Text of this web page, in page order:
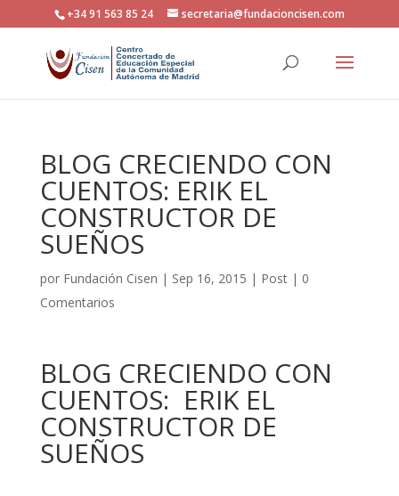
+34 91 563 85 24 secretaria@fundacioncisen.com
BLOG CRECIENDO CON
CUENTOS: ERIK EL
CONSTRUCTOR DE
SUEÑOS
por Fundación Cisen | Sep 16, 2015 | Post| 0
Comentarios
BLOG CRECIENDO CON
CUENTOS: ERIK EL
CONSTRUCTOR DE
SUEÑOS